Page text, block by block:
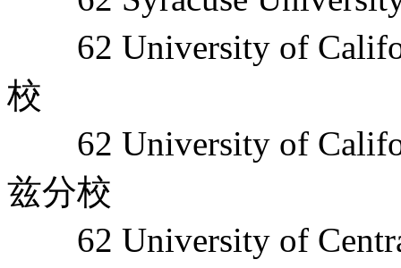
62 University of
校
62 University of
兹分校
62 University of